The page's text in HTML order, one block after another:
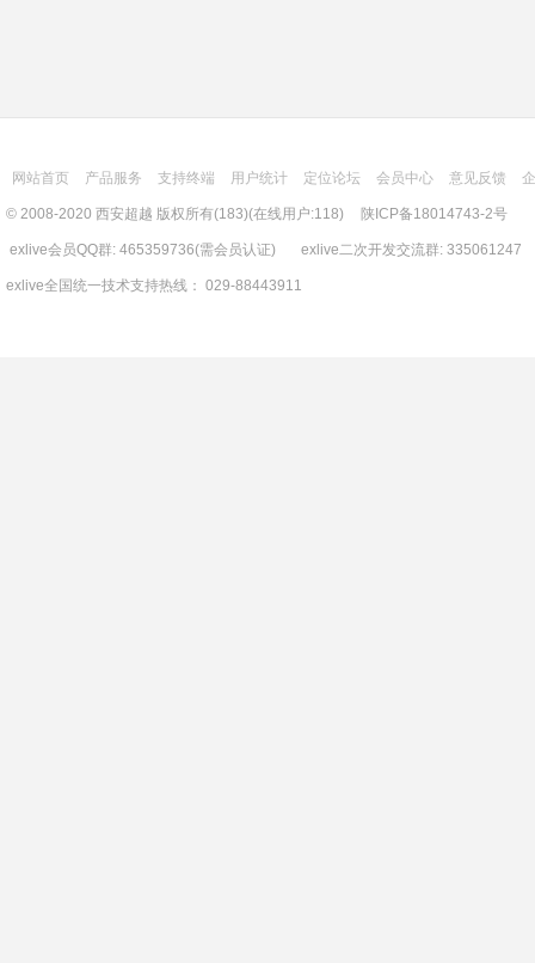
网站首页 产品服务 支持终端 用户统计 定位论坛 会员中心 意见反馈
© 2008-2020 西安超越 版权所有(183)(在线用户:118) 陕ICP备18014743-2号
exlive会员QQ群: 465359736(需会员认证) exlive二次开发交流群: 335061247
exlive全国统一技术支持热线： 029-88443911